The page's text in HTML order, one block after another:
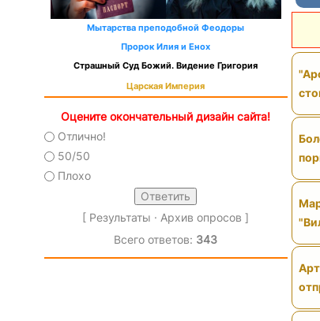
Мытарства преподобной Феодоры
Пророк Илия и Енох
Страшный Суд Божий. Видение Григория
Царская Империя
Оцените окончательный дизайн сайта!
Отлично!
50/50
Плохо
[ Результаты · Архив опросов ]
Всего ответов: 343